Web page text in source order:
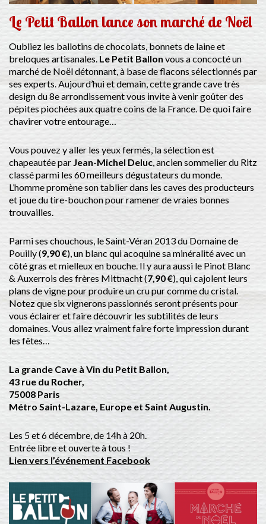
Le Petit Ballon lance son marché de Noël
Oubliez les ballotins de chocolats, bonnets de laine et
breloques artisanales. Le Petit Ballon vous a concocté un
marché de Noël détonnant, à base de flacons sélectionnés par
ses experts. Aujourd’hui et demain, cette grande cave très
design du 8e arrondissement vous invite à venir goûter des
pépites piochées aux quatre coins de la France. De quoi faire
chavirer votre entourage…
Vous pouvez y aller les yeux fermés, la sélection est
chapeautée parJean-Michel Deluc, ancien sommelier du Ritz
classé parmi les 60 meilleurs dégustateurs du monde.
L’homme promène son tablier dans les caves des producteurs
et joue du tire-bouchon pour ramener de vraies bonnes
trouvailles.
Parmi ses chouchous, le Saint-Véran 2013 du Domaine de
Pouilly (9,90 €), un blanc qui acoquine sa minéralité avec un
côté gras et mielleux en bouche. Il y aura aussi le Pinot Blanc
& Auxerrois des frères Mittnacht (7,90 €), qui cajolent leurs
plans de vigne pour produire un cru pur comme du cristal.
Notez que six vignerons passionnés seront présents pour
vous éclairer et faire découvrir les subtilités de leurs
domaines. Vous allez vraiment faire forte impression durant
les fêtes…
La grande Cave à Vin du Petit Ballon,
43 rue du Rocher,
75008 Paris
Métro Saint-Lazare, Europe et Saint Augustin.
Les 5 et 6 décembre, de 14h à 20h.
Entrée libre et ouverte à tous !
Lien vers l’événement Facebook